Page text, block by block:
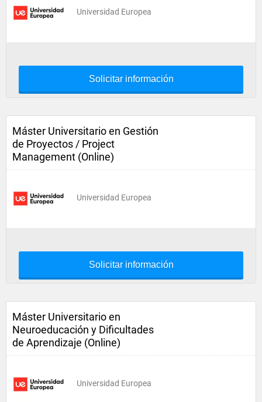
Universidad Europea
Solicitar información
Máster Universitario en Gestión
de Proyectos / Project
Management (Online)
Universidad Europea
Solicitar información
Máster Universitario en
Neuroeducación y Dificultades
de Aprendizaje (Online)
Universidad Europea